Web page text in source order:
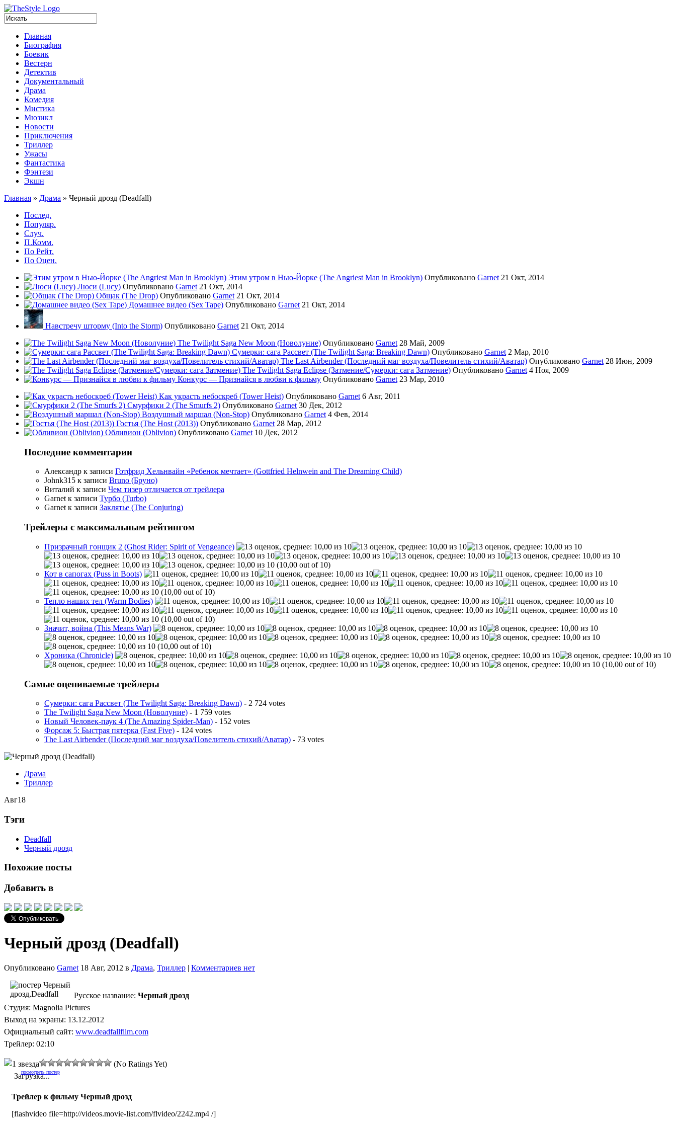
Главная
Биография
Боевик
Вестерн
Детектив
Документальный
Драма
Комедия
Мистика
Мюзикл
Новости
Приключения
Триллер
Ужасы
Фантастика
Фэнтези
Экшн
Главная » Драма » Черный дрозд (Deadfall)
Послед.
Популяр.
Случ.
П.Комм.
По Рейт.
По Оцен.
Этим утром в Нью-Йорке (The Angriest Man in Brooklyn) Опубликовано Garnet 21 Окт, 2014
Люси (Lucy) Опубликовано Garnet 21 Окт, 2014
Общак (The Drop) Опубликовано Garnet 21 Окт, 2014
Домашнее видео (Sex Tape) Опубликовано Garnet 21 Окт, 2014
Навстречу шторму (Into the Storm) Опубликовано Garnet 21 Окт, 2014
The Twilight Saga New Moon (Новолуние) Опубликовано Garnet 28 Май, 2009
Сумерки: cага Рассвет (The Twilight Saga: Breaking Dawn) Опубликовано Garnet 2 Мар, 2010
The Last Airbender (Последний маг воздуха/Повелитель стихий/Аватар) Опубликовано Garnet 28 Июн, 2009
The Twilight Saga Eclipse (Затмение/Сумерки: сага Затмение) Опубликовано Garnet 4 Ноя, 2009
Конкурс — Признайся в любви к фильму Опубликовано Garnet 23 Мар, 2010
Как украсть небоскреб (Tower Heist) Опубликовано Garnet 6 Авг, 2011
Смурфики 2 (The Smurfs 2) Опубликовано Garnet 30 Дек, 2012
Воздушный маршал (Non-Stop) Опубликовано Garnet 4 Фев, 2014
Гостья (The Host (2013)) Опубликовано Garnet 28 Мар, 2012
Обливион (Oblivion) Опубликовано Garnet 10 Дек, 2012
Последние комментарии
Александр к записи Готфрид Хельнвайн «Ребенок мечтает» (Gottfried Helnwein and The Dreaming Child)
Johnk315 к записи Bruno (Бруно)
Виталий к записи Чем тизер отличается от трейлера
Garnetк записи Турбо (Turbo)
Garnetк записи Заклятье (The Conjuring)
Трейлеры с максимальным рейтингом
Призрачный гонщик 2 (Ghost Rider: Spirit of Vengeance)
(10,00 out of 10)
Кот в сапогах (Puss in Boots)
(10,00 out of 10)
Тепло наших тел (Warm Bodies)
(10,00 out of 10)
Значит, война (This Means War)
(10,00 out of 10)
Хроника (Chronicle)
(10,00 out of 10)
Самые оцениваемые трейлеры
Сумерки: cага Рассвет (The Twilight Saga: Breaking Dawn) - 2 724 votes
The Twilight Saga New Moon (Новолуние) - 1 759 votes
Новый Человек-паук 4 (The Amazing Spider-Man) - 152 votes
Форсаж 5: Быстрая пятерка (Fast Five) - 124 votes
The Last Airbender (Последний маг воздуха/Повелитель стихий/Аватар) - 73 votes
Драма
Триллер
Авг18
Тэги
Deadfall
Черный дрозд
Похожие посты
Добавить в
Черный дрозд (Deadfall)
Опубликовано Garnet 18 Авг, 2012 в Драма, Триллер | Комментариев нет
Русское название: Черный дрозд
Студия: Magnolia Pictures
Выход на экраны: 13.12.2012
Официальный сайт: www.deadfallfilm.com
Трейлер: 02:10
(No Ratings Yet)
Загрузка...
посмотреть постер
Трейлер к фильму Черный дрозд
[flashvideo file=http://videos.movie-list.com/flvideo/2242.mp4 /]